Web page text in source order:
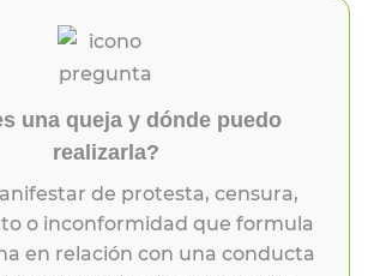
una queja y dónde puedo
realizarla?
de protesta, censura,
o inconformidad que formula
en relación con una conducta